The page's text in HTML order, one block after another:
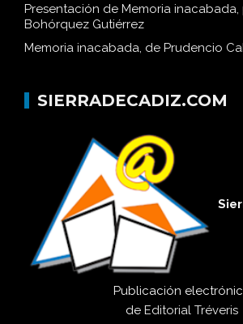
Presentación de Memoria inacabada,
Bohórquez Gutiérrez
Memoria inacabada, de Prudencio
SIERRADECADIZ.COM
Publicación
de Editorial Tréveris